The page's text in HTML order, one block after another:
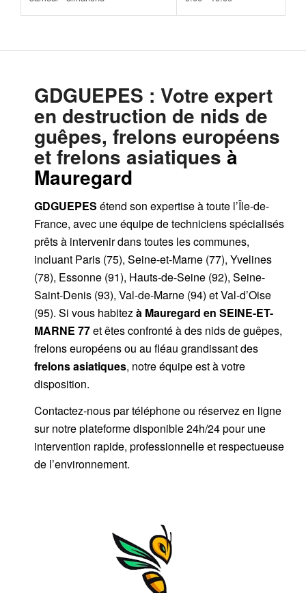
GDGUEPES : Votre expert
en destruction de nids de
guêpes, frelons européens
et frelons asiatiquesà
Mauregard
GDGUEPES étend son expertise à toute l’Île-de-
France, avec une équipe de techniciens spécialisés
prêts à intervenir dans toutes les communes,
incluant Paris (75), Seine-et-Marne (77), Yvelines
(78), Essonne (91), Hauts-de-Seine (92), Seine-
Saint-Denis (93), Val-de-Marne (94) et Val-d’Oise
(95). Si vous habitez à Mauregard en SEINE-ET-
MARNE 77et êtes confronté à des nids de guêpes,
frelons européens ou au fléau grandissant des
frelons asiatiques, notre équipe est à votre
disposition.
Contactez-nous partéléphoneou réservez en ligne
sur notre plateforme disponible 24h/24pour une
intervention rapide, professionnelle et respectueuse
de l’environnement.